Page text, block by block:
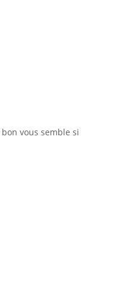
vous semble si